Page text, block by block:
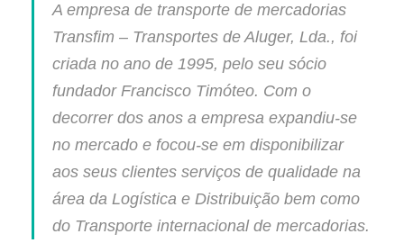
A empresa de transporte de mercadorias
Transfim – Transportes de Aluger, Lda., foi
criada no ano de 1995, pelo seu sócio
fundador Francisco Timóteo. Com o
decorrer dos anos a empresa expandiu-se
no mercado e focou-se em disponibilizar
aos seus clientes serviços de qualidade na
área da Logística e Distribuição bem como
do Transporte internacional de mercadorias.